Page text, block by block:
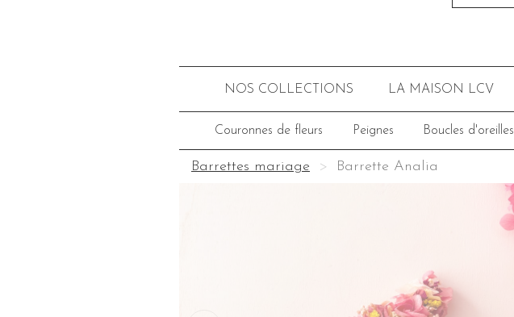
NOS COLLECTIONS LA MAISON LCV
Couronnes de fleurs Peignes Boucles d'oreilles
Barrettes mariage Barrette Analia